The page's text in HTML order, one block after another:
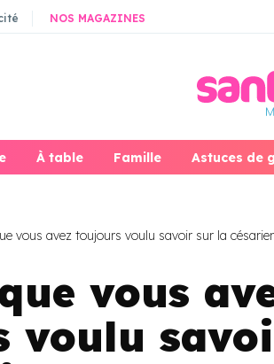
NOS MAGAZINES
À table Famille Astuces de
vous avez toujours voulu savoir sur la
vous
voulu